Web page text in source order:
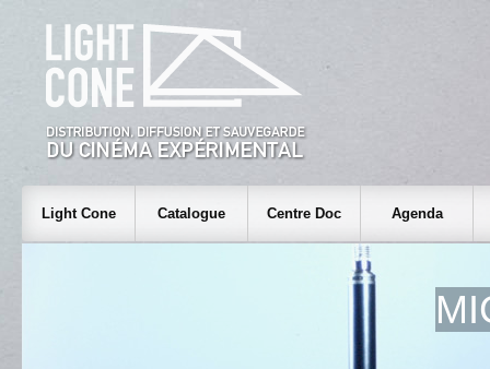
Light Cone Catalogue Centre Doc Agenda